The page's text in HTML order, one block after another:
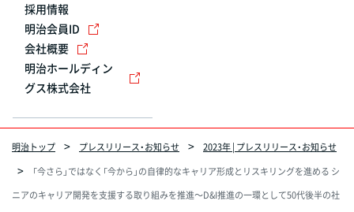
採用情報
明治会員ID
会社概要
明治ホールディン
グス株式会社
明治トップ プレスリリース・お知らせ
2023年 | プレスリリース・お知らせ
「今さら」ではなく「今から」の自律的なキャリア形成とリスキリングを進める シ
ニアのキャリア開発を支援する取り組みを推進～D&I推進の一環として50代後半の社